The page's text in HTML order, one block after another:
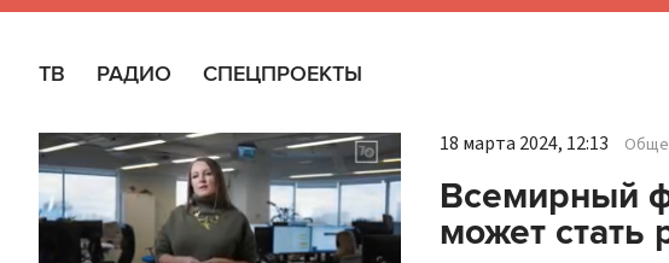
ТВ РАДИО СПЕЦПРОЕКТЫ
18 марта 2024, 12:13
Всемирный
может